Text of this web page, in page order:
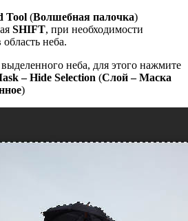
Tool (Волшебная палочка)
SHIFT, при необходимости
неба.
неба, для этого нажмите
– Hide Selection (Слой – Маска
)